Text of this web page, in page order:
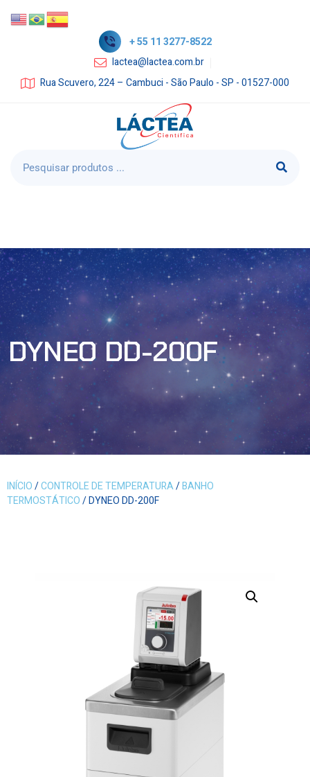
+ 55 11 3277-8522
lactea@lactea.com.br
Rua Scuvero, 224 – Cambuci - São Paulo - SP - 01527-000
DYNEO DD-200F
INÍCIO/CONTROLE DE TEMPERATURA/BANHO
TERMOSTÁTICO/ DYNEO DD-200F